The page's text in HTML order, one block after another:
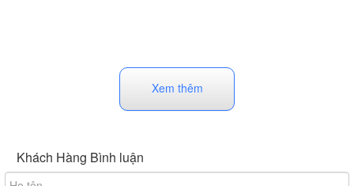
Xem thêm
Khách Hàng Bình luận